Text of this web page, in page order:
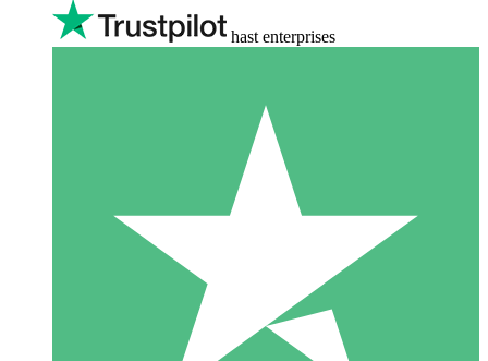
hast enterprises